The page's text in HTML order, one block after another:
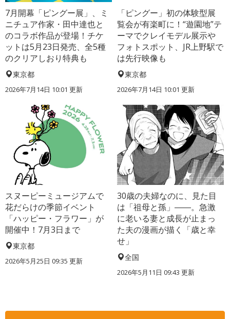
7月開幕「ピングー展」、ミ
ニチュア作家・田中達也と
のコラボ作品が登場！チケ
ットは5月23日発売、全5種
のクリアしおり特典も
東京都
2026年7月14日 10:01 更新
「ピングー」初の体験型展
覧会が有楽町に！“遊園地”テ
ーマでクレイモデル展示や
フォトスポット、JR上野駅で
は先行映像も
東京都
2026年7月14日 10:01 更新
スヌーピーミュージアムで
花だらけの季節イベント
「ハッピー・フラワー」が
開催中！7月3日まで
東京都
2026年5月25日 09:35 更新
30歳の夫婦なのに、見た目
は「祖母と孫」――。急激
に老いる妻と成長が止まっ
た夫の漫画が描く「歳と幸
せ」
全国
2026年5月11日 09:43 更新